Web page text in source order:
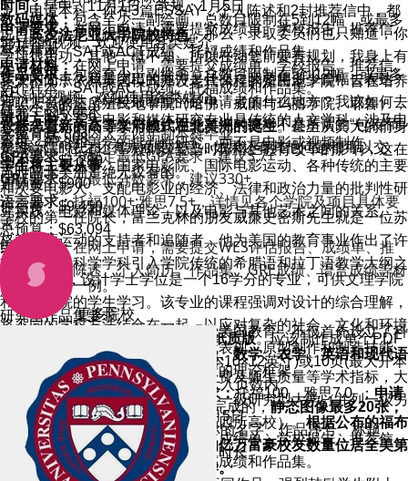
二、宾夕法尼亚大学院校特色
宾大不同于依照英国模式开设老式课程的殖民地学院，旨在培养
神职人员的三所殖民地学院（哈佛、威廉与玛丽学院、耶鲁），
它标志着新的高等学府模式在北美洲的诞生。甚至从宾大的前身
费城学院时代起，学校就深受当时苏格兰教育改革的影响，这在
当时的北美洲是绝无仅有的。
学校的第一任院长，富兰克林的朋友威廉史密斯先生就是一位苏
格兰启蒙运动的支持者和追随者，他为美国的教育事业作出了许
多贡献，将科学学科引入学院传统的希腊语和拉丁语教学大纲之
中便是其中一例。
可以说宾夕法尼亚大学开创了现代美国教育，不仅首先设立了科
学课程，同时还是第一个开设历史、数学、农学、英语和现代语
言等课程的美国大学。根据研究经费及师生质量等学术指标，大
学评定中心曾把宾大评为研究实力一级研究型大学（并列一级另
有哥大、哈佛、麻省理工和斯坦福四所高校）。根据公布的福布
斯富豪榜，宾夕法尼亚大学培养的亿万富豪校友数量位居全美第
一，超过了哈佛大学和斯坦福大学。
时间：早申：11月1日 常规：1月5日
申请要求：在网上申请，需要提交成绩单、学校报告、推荐信、
写作样本、SAT或ACT成绩、托福成绩和作品集。
作品要求：包含至少一副绘画，总数目限制在5到12幅，或最多
5分钟的视频。欢迎使用各类媒介。
就业方向：宾大电影和媒体研究专业是传统的人文学科，涉及电
影史、理论和美学的批判性研究，而不是电影或视频制作。
学生将主要从事：国家电影院、国际电影运动、各种传统的主要
和次要电影人、支配电影业的经济、法律和政治力量的批判性研
究实践，电影和媒体理论，以及电影与其他艺术之间的关系。
3、设计
学制为3年，设计学士学位是一个16学分的专业，可供文理学院
和工程学院的学生学习。该专业的课程强调对设计的综合理解，
将不同的学科方法结合在一起，以应对复杂的社会、文化和环境
挑战。学习设计的学生将获得当代表现、原型制作和制造技能，
同时参与产生高级研究和知识生产的理论框架。
课程费用：$51,156/年 ；语言要求：托福100、雅思7.0 ； 申请
时间：早申：11月1日 常规：1月5日
申请要求：在网上申请，需要提交成绩单、学校报告、推荐信、
写作样本、SAT或ACT成绩、托福成绩和作品集。
数码媒体：包含至少一副绘画，总数目限制在5到12幅，或最多
5分钟的视频。欢迎使用各类媒介。
申请材料：在网上申请，需要提交成绩单、学校报告、推荐信、
写作样本、SAT或ACT成绩、托福成绩和作品集。
研究生录取要求
学位背景：国内大学四年制本科毕业
GPA要求：未规定最低GPA要求，建议3.7+
GRE要求：无最低分数要求，建议330+
语言要求：托福100+;雅思7.5+，详情见各个学院及项目具体要
求
申请材料：在网上申请，需要提交WES评估报告、成绩单、推
荐信、个人陈述、个人简历、作品集、GRE成绩、语言成绩等材
料
研究生作品集要求
不接受纸质版。应该制作成单个PDF
文件，不超过10M，20页(最大开本10×12英寸)或10页(最大开本
10×24英寸)以内，封面和目录不计入页数内。
2、至少一半的作品是过去两年内完成的，静态图像最多20张，
视频最长10分钟。在清单里写上你的名字、作品序号、标题、
日期、媒介和维度。视频应该标上时长。
上。申请本科，你在3篇ESSAY，个人陈述和2封推荐信中，都
说自己是个学习很用功的学生，那么，录取委员们也只知道，你
学习很用功，其他一概不知。所以在动笔前要有规划，我身上有
多少闪光点？我最突出的地方是什么？我要用多少篇幅去表达
它？怎么表达？学校最看重的是申请者的什么地方？我该如何去
表达？怎么表达？文书的作用绝对绝对绝对不是所谓的“包装”而
是“展示”。总之还有方面要注意，如果还有其他问题都可以交
流。
展开全部
学 费
XF
学费：$45,556
杂费：$5,908
书本费：$1,280
通勤费：$900
住宿费：$9,450
总预算：$63,094
更多院校